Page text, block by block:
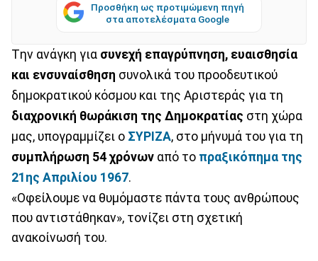
Προσθήκη ως προτιμώμενη πηγή
στα αποτελέσματα Google
Tην ανάγκη για συνεχή επαγρύπνηση, ευαισθησία
και ενσυναίσθηση συνολικά του προοδευτικού
δημοκρατικού κόσμου και της Αριστεράς για τη
διαχρονική θωράκιση της Δημοκρατίας στη χώρα
μας, υπογραμμίζει ο ΣΥΡΙΖΑ, στο μήνυμά του για τη
συμπλήρωση 54 χρόνων από το πραξικόπημα της
21ης Απριλίου 1967.
«Οφείλουμε να θυμόμαστε πάντα τους ανθρώπους
που αντιστάθηκαν», τονίζει στη σχετική
ανακοίνωσή του.